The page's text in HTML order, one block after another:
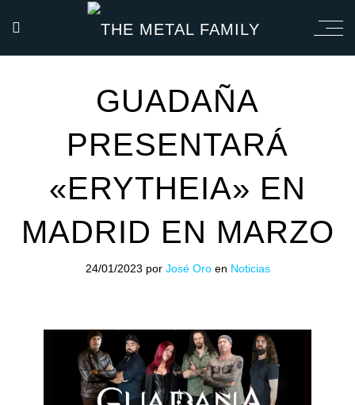
GUADAÑA
PRESENTARÁ
«ERYTHEIA» EN
MADRID EN MARZO
24/01/2023 por José Oro en Noticias